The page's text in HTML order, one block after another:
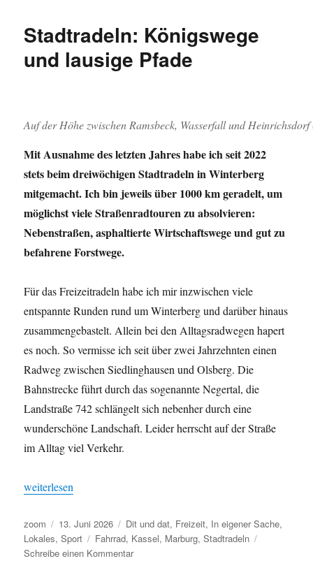
Stadtradeln: Königswege
und lausige Pfade
Auf der Höhe zwischen Ramsbeck, Wasserfall und
Mit Ausnahme des letzten Jahres habe ich seit 2022
stets beim dreiwöchigen Stadtradeln in Winterberg
mitgemacht. Ich bin jeweils über 1000 km geradelt, um
möglichst viele Straßenradtouren zu absolvieren:
Nebenstraßen, asphaltierte Wirtschaftswege und gut zu
befahrene Forstwege.
Für das Freizeitradeln habe ich mir inzwischen viele
entspannte Runden rund um Winterberg und darüber hinaus
zusammengebastelt. Allein bei den Alltagsradwegen hapert
es noch. So vermisse ich seit über zwei Jahrzehnten einen
Radweg zwischen Siedlinghausen und Olsberg. Die
Bahnstrecke führt durch das sogenannte Negertal, die
Landstraße 742 schlängelt sich nebenher durch eine
wunderschöne Landschaft. Leider herrscht auf der Straße
im Alltag viel Verkehr.
„Stadtradeln: Königswege und lausige Pfade“
weiterlesen
Autor
zoom
Veröffentlicht
am
13. Juni 2026 Kategorien
Dit und dat, Freizeit, In eigener Sache,
Lokales,Sport Schlagwörter
Fahrrad, Kassel, Marburg,Stadtradeln
Schreibe einen Kommentarzu